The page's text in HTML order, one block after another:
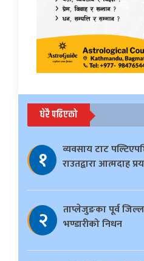
धेरै पढिएको
१
व्यवसाय टाट
राउतद्वारा आत्मदाह
२
ताप्लेजुङका पूर्व
भण्डारीको निधन